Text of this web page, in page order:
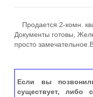
Продается 2-комн.
Документы готовы,
просто
Если вы
существует, либо